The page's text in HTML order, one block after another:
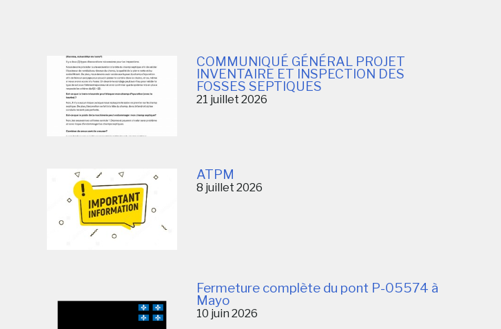
COMMUNIQUÉ GÉNÉRAL PROJET
INVENTAIRE ET INSPECTION DES
FOSSES SEPTIQUES
21 juillet 2026
ATPM
8 juillet 2026
Fermeture complète du pont P-05574 à
Mayo
10 juin 2026